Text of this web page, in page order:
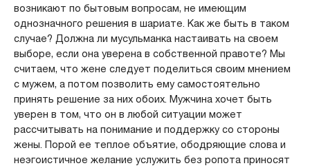
возникают по бытовым вопросам, не имеющим
однозначного решения в шариате. Как же быть в таком
случае? Должна ли мусульманка настаивать на своем
выборе, если она уверена в собственной правоте? Мы
считаем, что жене следует поделиться своим мнением
с мужем, а потом позволить ему самостоятельно
принять решение за них обоих. Мужчина хочет быть
уверен в том, что он в любой ситуации может
рассчитывать на понимание и поддержку со стороны
жены. Порой ее теплое объятие, ободряющие слова и
неэгоистичное желание услужить без ропота приносят